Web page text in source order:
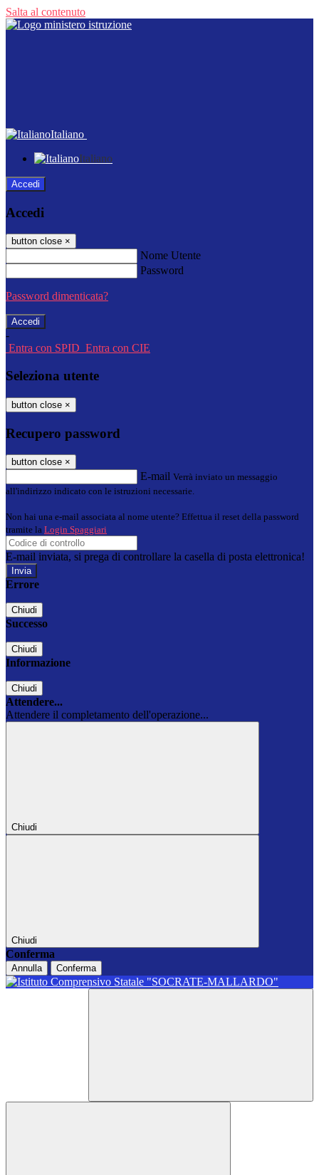
Salta al contenuto
Italiano
Italiano
Accedi
Accedi
button close ×
Nome Utente
Password
Password dimenticata?
-
Entra con SPID Entra con CIE
Seleziona utente
button close ×
Recupero password
button close ×
E-mail Verrà inviato un messaggio
all'indirizzo indicato con le istruzioni necessarie.
Non hai una e-mail associata al nome utente? Effettua il reset della password
tramite la Login Spaggiari
E-mail inviata, si prega di controllare la casella di posta elettronica!
Errore
Chiudi
Successo
Chiudi
Informazione
Chiudi
Attendere...
Attendere il completamento dell'operazione...
Chiudi
Chiudi
Conferma
Annulla Conferma